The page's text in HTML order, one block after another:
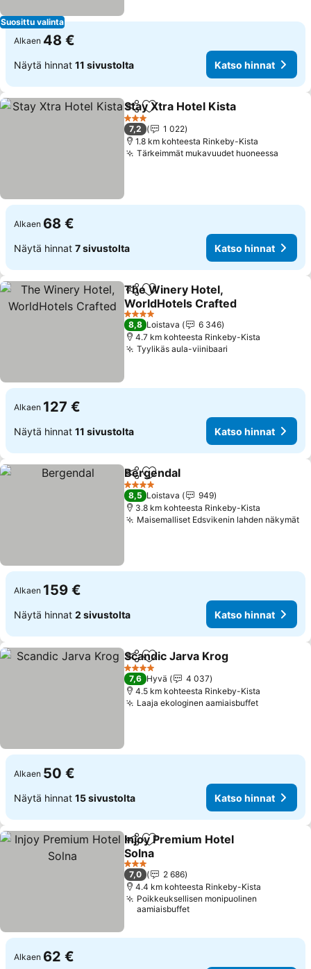
Suosittu valinta
Alkaen 48 €
Näytä hinnat 11 sivustolta Katso hinnat
Jaa Lisää suosikkeihin
Stay Xtra Hotel Kista
3 Tähtiluokitus
7,2
1 022
1.8 km kohteesta Rinkeby-Kista
Tärkeimmät mukavuudet huoneessa
Alkaen 68 €
Näytä hinnat 7 sivustolta Katso hinnat
Jaa Lisää suosikkeihin
The Winery Hotel,
WorldHotels Crafted
4 Tähtiluokitus
8,8 Loistava
6 346
4.7 km kohteesta Rinkeby-Kista
Tyylikäs aula-viinibaari
Alkaen 127 €
Näytä hinnat 11 sivustolta Katso hinnat
Jaa Lisää suosikkeihin
Bergendal
4 Tähtiluokitus
8,5 Loistava
949
3.8 km kohteesta Rinkeby-Kista
Maisemalliset Edsvikenin lahden näkymät
Alkaen 159 €
Näytä hinnat 2 sivustolta Katso hinnat
Jaa Lisää suosikkeihin
Scandic Jarva Krog
4 Tähtiluokitus
7,6 Hyvä
4 037
4.5 km kohteesta Rinkeby-Kista
Laaja ekologinen aamiaisbuffet
Alkaen 50 €
Näytä hinnat 15 sivustolta Katso hinnat
Jaa Lisää suosikkeihin
Injoy Premium Hotel
Solna
3 Tähtiluokitus
7,0
2 686
4.4 km kohteesta Rinkeby-Kista
Poikkeuksellisen monipuolinen
aamiaisbuffet
Alkaen 62 €